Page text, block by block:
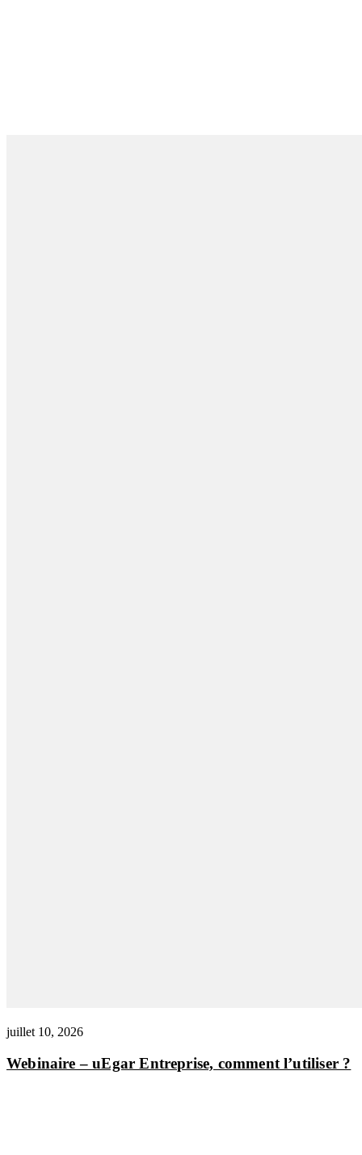
juillet 10, 2026
Webinaire – uEgar Entreprise, comment l’utiliser ?